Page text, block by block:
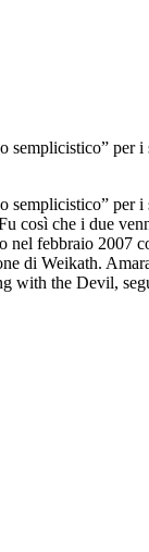
per
per
così che i due
nel febbraio 2007
di Weikath.
with the Devil,